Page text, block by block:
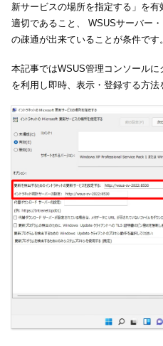
新サービスの場所を指定する」を
適切であること、 WSUSサーバー
の疎通が出来ていることが条件で
本記事ではWSUS管理コンソール
を利用し即時、表示・登録する方法